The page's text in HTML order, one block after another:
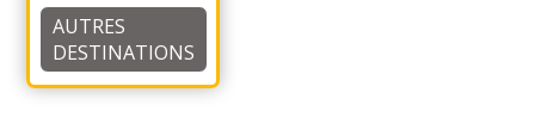
AUTRES
DESTINATIONS